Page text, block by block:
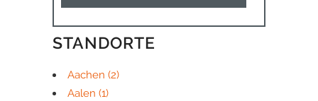
STANDORTE
Aachen (2)
Aalen (1)